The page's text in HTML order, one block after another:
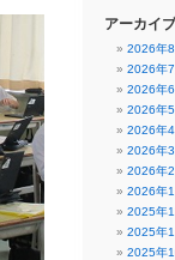
アーカイブ
2026年8
2026年7
2026年6
2026年5
2026年4
2026年3
2026年2
2026年1
2025年
2025年
2025年